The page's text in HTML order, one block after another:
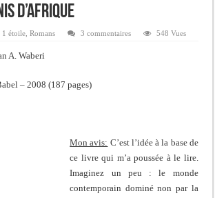
d’Afrique
1 étoile ,Romans 3 commentaires 548 Vues
A. Waberi
– 2008 (187 pages)
Mon avis: C’est l’idée à la base de
ce livre qui m’a poussée à le lire.
Imaginez un peu : le monde
contemporain dominé non par la